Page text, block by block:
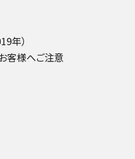
年）
客様へご注意